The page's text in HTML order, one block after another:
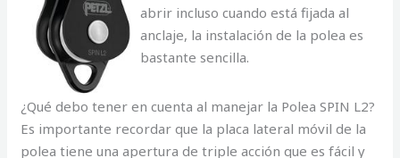
abrir incluso cuando está fijada al
anclaje, la instalación de la polea es
bastante sencilla.
¿Qué debo tener en cuenta al manejar la Polea SPIN L2?
Es importante recordar que la placa lateral móvil de la
polea tiene una apertura de triple acción que es fácil y